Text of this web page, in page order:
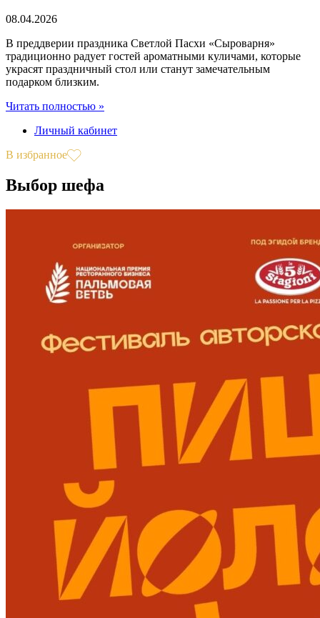
08.04.2026
В преддверии праздника Светлой Пасхи «Сыроварня»
традиционно радует гостей ароматными куличами, которые
украсят праздничный стол или станут замечательным
подарком близким.
Читать полностью »
Личный кабинет
В избранное
Выбор шефа